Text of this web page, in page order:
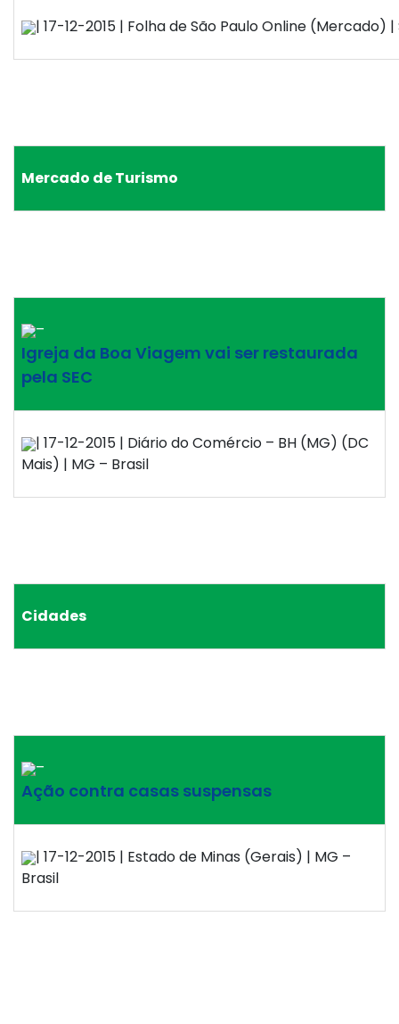
| 17-12-2015 | Folha de São Paulo Online (Mercado) |
Mercado de Turismo
–
Igreja da Boa Viagem vai ser restaurada
pela SEC
| 17-12-2015 | Diário do Comércio – BH (MG) (DC
Mais) | MG – Brasil
Cidades
–
Ação contra casas suspensas
| 17-12-2015 | Estado de Minas (Gerais) | MG –
Brasil